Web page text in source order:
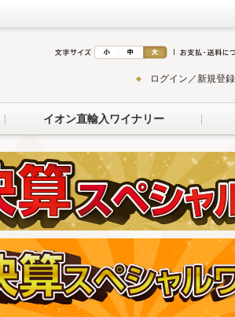
ログイン／新規登録
イオン直輸入ワイナリー